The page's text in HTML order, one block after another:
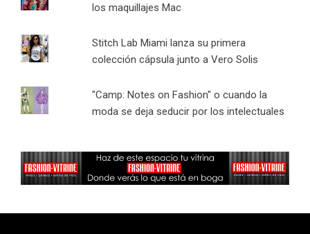
los maquillajes Mac
Stitch Lab Miami lanza su primera
colección cápsula junto a Vero Solis
"Camp: Notes on Fashion" o cuando la
moda se deja seducir por los intelectuales